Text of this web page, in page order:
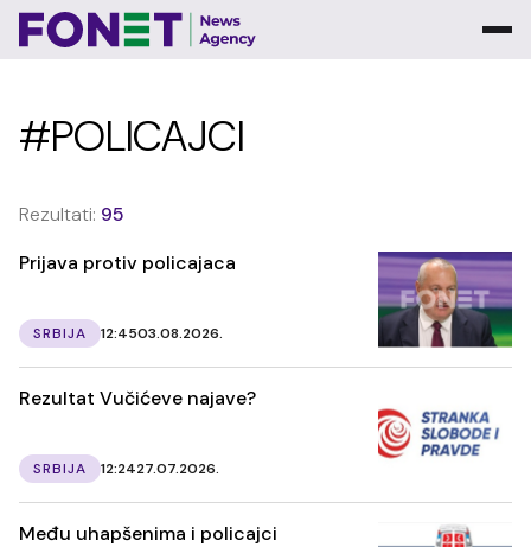
#POLICAJCI
Rezultati: 95
Prijava protiv policajaca
SRBIJA 12:4503.08.2026.
Rezultat Vučićeve najave?
SRBIJA 12:2427.07.2026.
Među uhapšenima i policajci